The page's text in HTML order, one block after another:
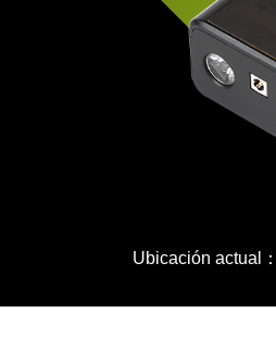
Ubicación actual：